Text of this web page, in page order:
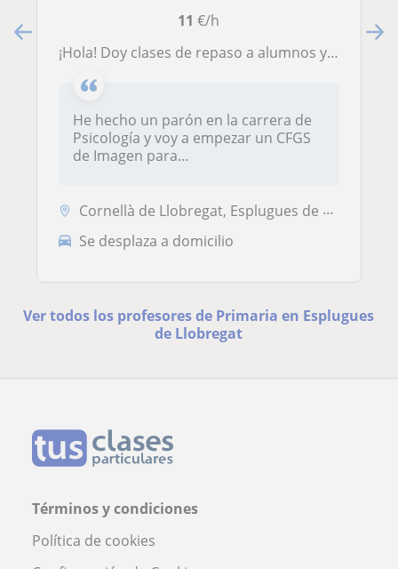
11 €/h
¡Hola! Doy clases de repaso a alumnos y alumnas de primaria y ESO tanto online cómo presencial
He hecho un parón en la carrera de
Psicología y voy a empezar un CFGS
de Imagen para...
Cornellà de Llobregat, Esplugues de Llobregat, Sant Boi de Llobregat, ...
Se desplaza a domicilio
Ver todos los profesores de Primaria en Esplugues
de Llobregat
Términos y condiciones
Política de cookies